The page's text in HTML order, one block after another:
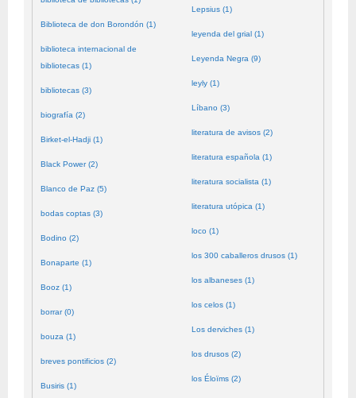
Biblioteca de don Borondón (1)
biblioteca internacional de
bibliotecas (1)
bibliotecas (3)
biografía (2)
Birket-el-Hadji (1)
Black Power (2)
Blanco de Paz (5)
bodas coptas (3)
Bodino (2)
Bonaparte (1)
Booz (1)
borrar (0)
bouza (1)
breves pontificios (2)
Busiris (1)
Lepsius (1)
leyenda del grial (1)
Leyenda Negra (9)
leyly (1)
Líbano (3)
literatura de avisos (2)
literatura española (1)
literatura socialista (1)
literatura utópica (1)
loco (1)
los 300 caballeros drusos (1)
los albaneses (1)
los celos (1)
Los derviches (1)
los drusos (2)
los Éloïms (2)